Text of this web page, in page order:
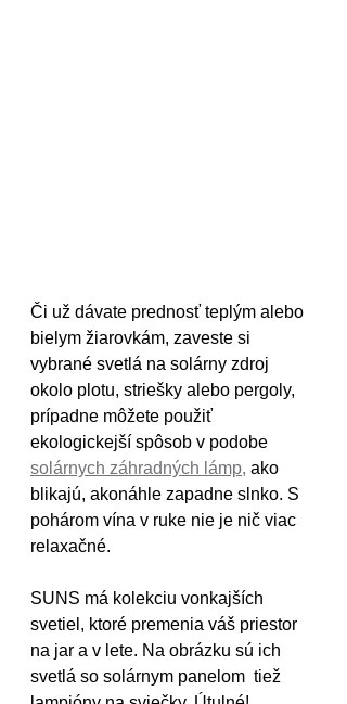
Či už dávate prednosť teplým alebo
bielym žiarovkám, zaveste si
vybrané svetlá na solárny zdroj
okolo plotu, striešky alebo pergoly,
prípadne môžete použiť
ekologickejší spôsob v podobe
solárnych záhradných lámp, ako
blikajú, akonáhle zapadne slnko. S
pohárom vína v ruke nie je nič viac
relaxačné.
SUNS má kolekciu vonkajších
svetiel, ktoré premenia váš priestor
na jar a v lete. Na obrázku sú ich
svetlá so solárnym panelom  tiež